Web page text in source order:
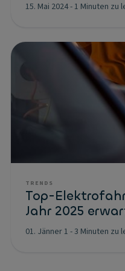
15. Mai 2024- 1 Minuten zu
TRENDS
Top-
Jahr 2025
01. Jänner 1 -3 Minuten zu